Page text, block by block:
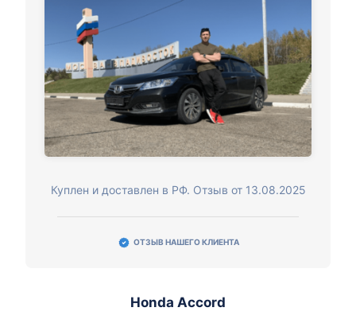
Куплен и доставлен в РФ. Отзыв от 13.08.2025
ОТЗЫВ НАШЕГО КЛИЕНТА
Honda Accord